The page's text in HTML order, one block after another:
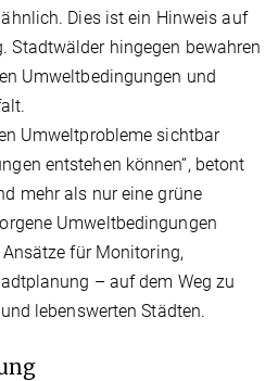
Dies ist ein Hinweis auf
Stadtwälder hingegen bewahren
Umweltbedingungen und
Umweltprobleme sichtbar
entstehen können“, betont
mehr als nur eine grüne
Umweltbedingungen
für Monitoring,
– auf dem Weg zu
lebenswerten Städten.